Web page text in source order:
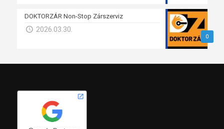
0
DOKTORZÁR Non-Stop Zárszerviz
2026.03.30.